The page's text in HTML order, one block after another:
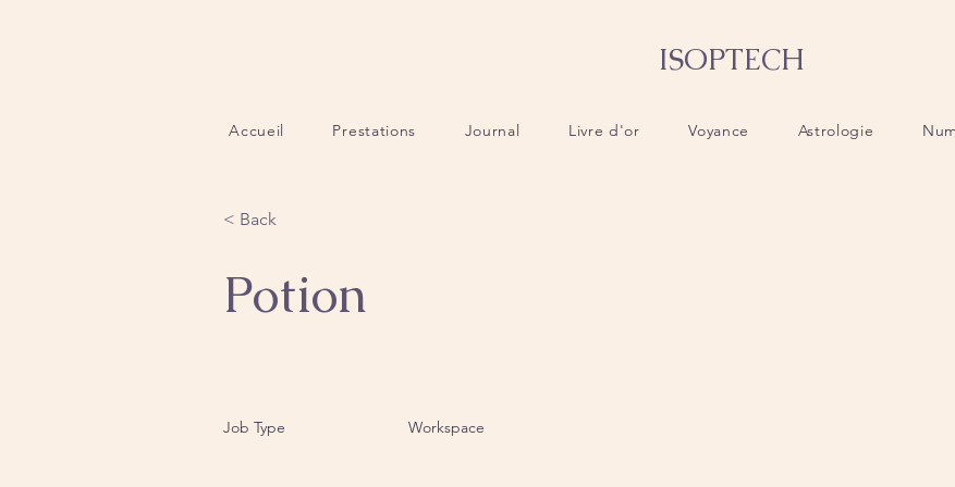
ISOPTECH
Accueil Prestations Journal Livre d'or Voyance Astrologie
< Back
Potion
Job Type Workspace